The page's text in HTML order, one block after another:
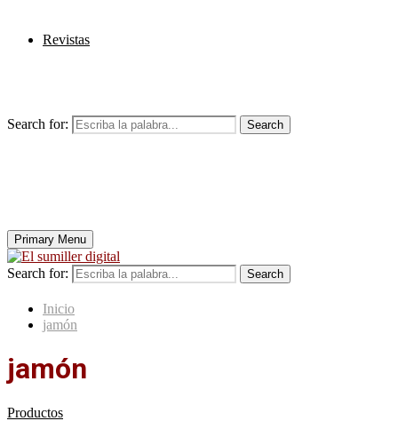
Revistas
Search for: Search
Primary Menu
Search for: Search
Inicio
jamón
jamón
Productos